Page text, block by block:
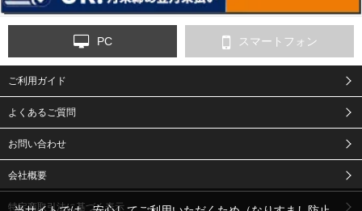
9-点字マット・タイ
PC スマートフォン
ご利用ガイド
よくあるご質問
お問い合わせ
会社概要
特定商取引法に基づく表示